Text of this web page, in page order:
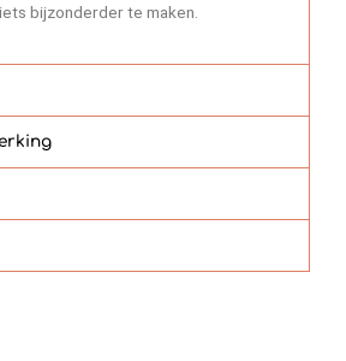
bijzonderder te maken.